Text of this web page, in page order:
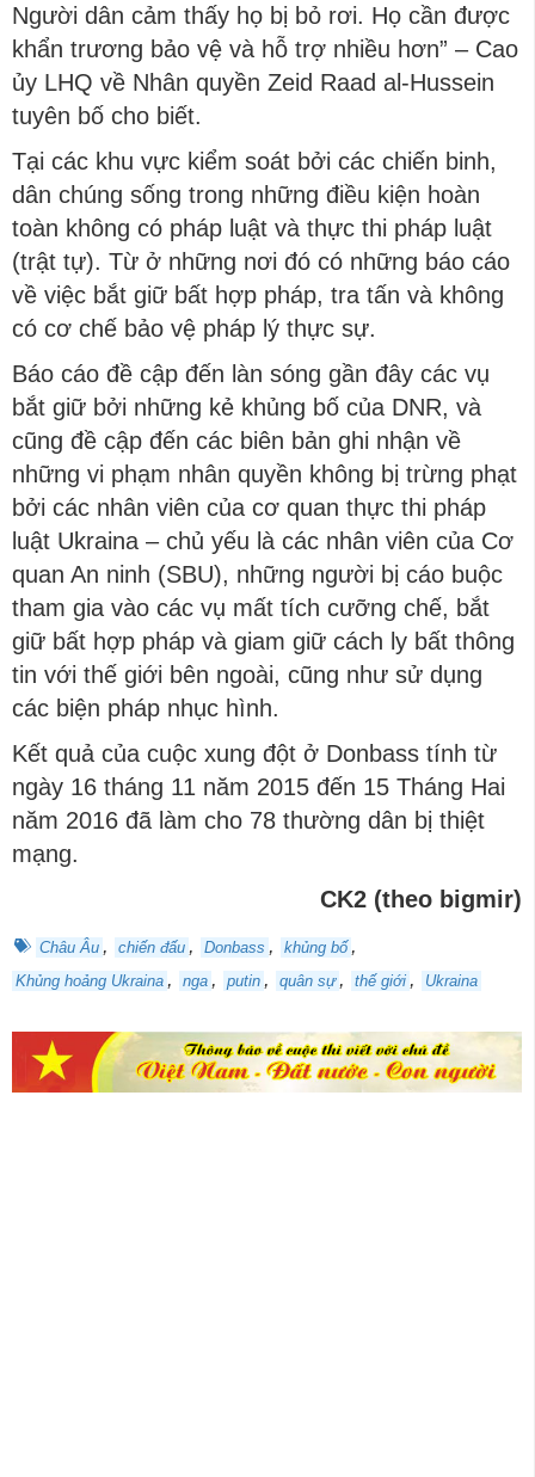
Người dân cảm thấy họ bị bỏ rơi. Họ cần được
khẩn trương bảo vệ và hỗ trợ nhiều hơn” – Cao
ủy LHQ về Nhân quyền Zeid Raad al-Hussein
tuyên bố cho biết.
Tại các khu vực kiểm soát bởi các chiến binh,
dân chúng sống trong những điều kiện hoàn
toàn không có pháp luật và thực thi pháp luật
(trật tự). Từ ở những nơi đó có những báo cáo
về việc bắt giữ bất hợp pháp, tra tấn và không
có cơ chế bảo vệ pháp lý thực sự.
Báo cáo đề cập đến làn sóng gần đây các vụ
bắt giữ bởi những kẻ khủng bố của DNR, và
cũng đề cập đến các biên bản ghi nhận về
những vi phạm nhân quyền không bị trừng phạt
bởi các nhân viên của cơ quan thực thi pháp
luật Ukraina – chủ yếu là các nhân viên của Cơ
quan An ninh (SBU), những người bị cáo buộc
tham gia vào các vụ mất tích cưỡng chế, bắt
giữ bất hợp pháp và giam giữ cách ly bất thông
tin với thế giới bên ngoài, cũng như sử dụng
các biện pháp nhục hình.
Kết quả của cuộc xung đột ở Donbass tính từ
ngày 16 tháng 11 năm 2015 đến 15 Tháng Hai
năm 2016 đã làm cho 78 thường dân bị thiệt
mạng.
СK2 (theo bigmir)
Châu Âu , chiến đấu , Donbass , khủng bố ,
Khủng hoảng Ukraina , nga , putin , quân sự , thế giới , Ukraina